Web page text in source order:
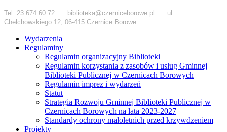
Tel: 23 674 60 72 biblioteka@czerniceborowe.pl
ul.
Chełchowskiego 12, 06-415 Czernice Borowe
Wydarzenia
Regulaminy
Regulamin organizacyjny Biblioteki
Regulamin korzystania z zasobów i usług Gminnej
Biblioteki Publicznej w Czernicach Borowych
Regulamin imprez i wydarzeń
Statut
Strategia Rozwoju Gminnej Biblioteki Publicznej w
Czernicach Borowych na lata 2023-2027
Standardy ochrony małoletnich przed krzywdzeniem
Projekty